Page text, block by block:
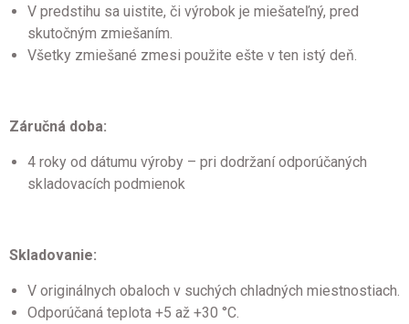
V predstihu sa uistite, či výrobok je miešateľný, pred
skutočným zmiešaním.
Všetky zmiešané zmesi použite ešte v ten istý deň.
Záručná doba:
4 roky od dátumu výroby – pri dodržaní odporúčaných
skladovacích podmienok
Skladovanie:
V originálnych obaloch v suchých chladných miestnostiach.
Odporúčaná teplota +5 až +30 °C.